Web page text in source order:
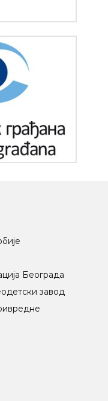
Београда
завод